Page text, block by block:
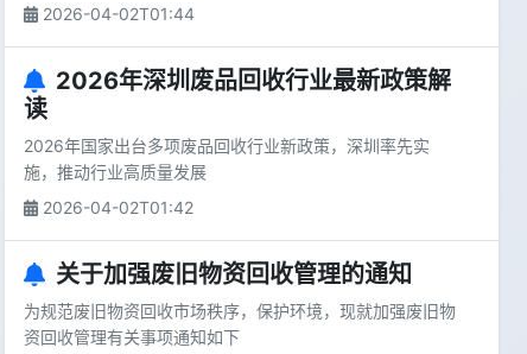
2026-04-02T01:44
2026年深圳废品回收行业最新政策解
读
2026年国家出台多项废品回收行业新政策，深圳率先实
施，推动行业高质量发展
2026-04-02T01:42
关于加强废旧物资回收管理的通知
为规范废旧物资回收市场秩序，保护环境，现就加强废旧物
资回收管理有关事项通知如下